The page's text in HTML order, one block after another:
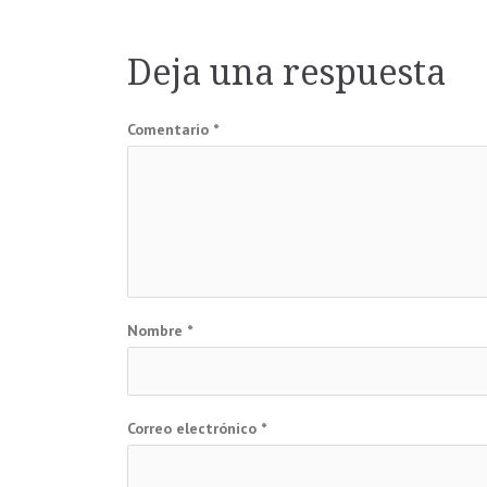
de
entradas
Deja una respuesta
Comentario *
Nombre *
Correo electrónico *